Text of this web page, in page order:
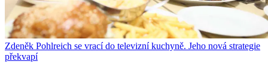
Zdeněk Pohlreich se vrací do televizní kuchyně. Jeho nová strategie
překvapí